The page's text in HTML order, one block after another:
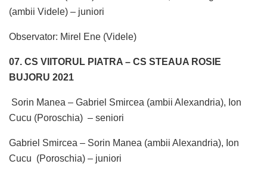
(ambii Videle) – juniori
Observator: Mirel Ene (Videle)
07. CS VIITORUL PIATRA – CS STEAUA ROSIE
BUJORU 2021
Sorin Manea – Gabriel Smircea (ambii Alexandria), Ion
Cucu (Poroschia) – seniori
Gabriel Smircea – Sorin Manea (ambii Alexandria), Ion
Cucu (Poroschia) – juniori